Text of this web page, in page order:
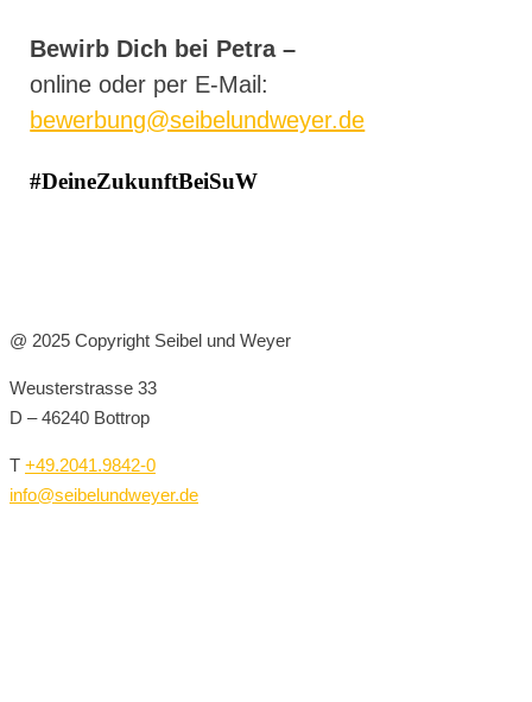
Bewirb Dich bei Petra –
online oder per E-Mail:
bewerbung@seibelundweyer.de
#DeineZukunftBeiSuW
@ 2025 Copyright Seibel und Weyer
Weusterstrasse 33
D – 46240 Bottrop
T +49.2041.9842-0
info@seibelundweyer.de